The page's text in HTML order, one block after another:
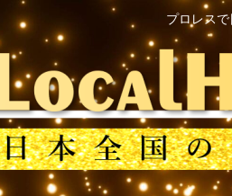
プロレス